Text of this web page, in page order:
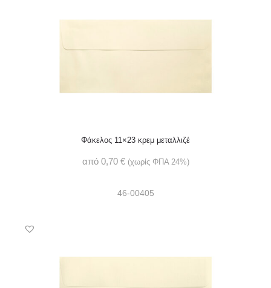
Φάκελος 11×23 κρεμ μεταλλιζέ
από 0,70 € (χωρίς ΦΠΑ 24%)
46-00405